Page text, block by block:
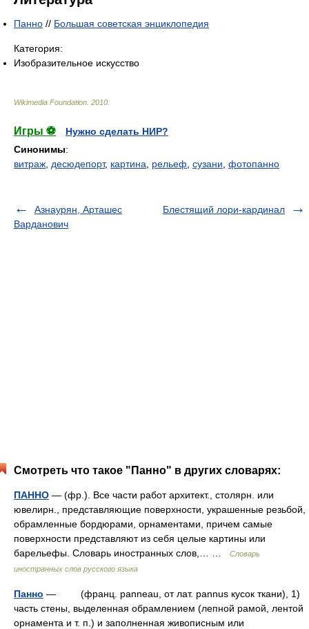
Панно // Большая советская энциклопедия
Категория:
Изобразительное искусство
Wikimedia Foundation 2010
Игры ⚽
Нужно сделать НИР?
Синонимы:
витраж десюдепорт, картина рельеф сузани фотопанно
Азнаурян, Арташес
Варданович
Блестящий лори-кардинал
Смотреть что такое "Панно" в других словарях:
ПАННО — (фр.). Все части работ архитект., столярн. или
ювелирн., представляющие поверхности, украшенные резьбой,
обрамленные бордюрами, орнаментами, причем самые
поверхности представляют из себя целые картины или
барельефы. Словарь иностранных слов,… …
Словарь
иностранных слов русского языка
Панно — (франц. panneau, от лат. pannus кусок ткани), 1)
часть стены, выделенная обрамлением (лепной рамой, лентой
орнамента и т. п.) и заполненная живописным или